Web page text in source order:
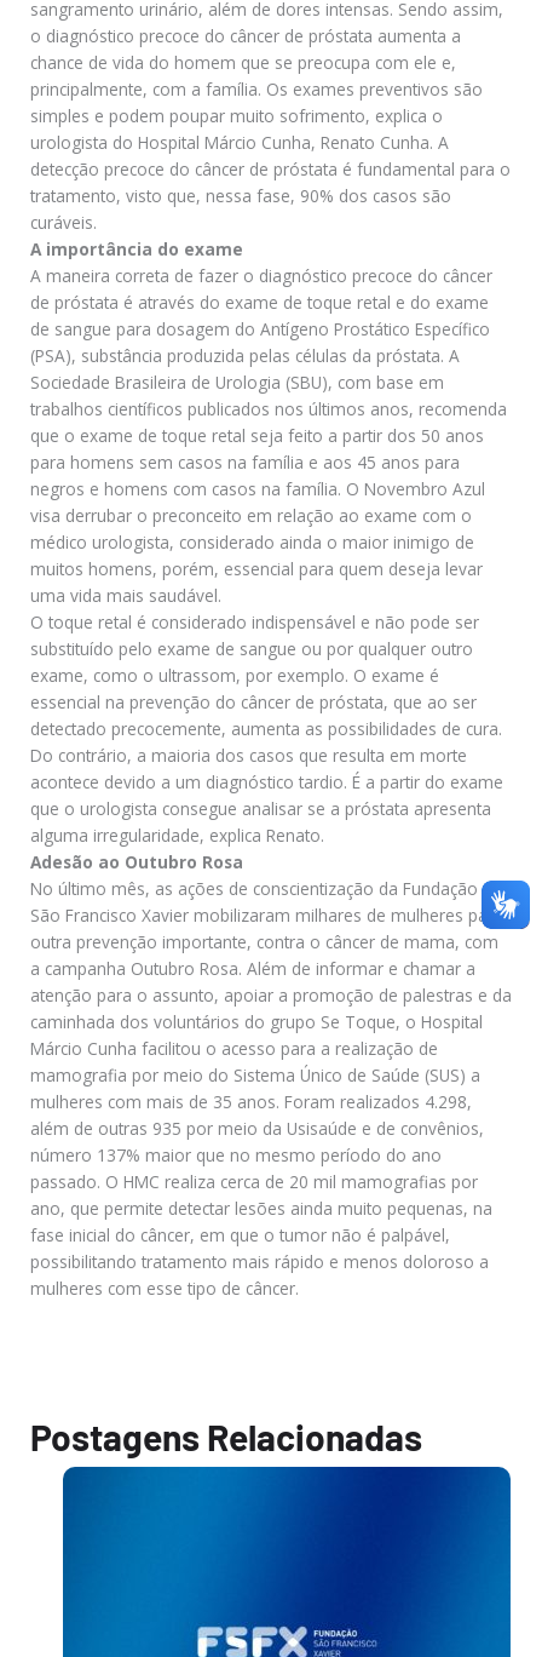
sangramento urinário, além de dores intensas. Sendo assim,
o diagnóstico precoce do câncer de próstata aumenta a
chance de vida do homem que se preocupa com ele e,
principalmente, com a família. Os exames preventivos são
simples e podem poupar muito sofrimento, explica o
urologista do Hospital Márcio Cunha, Renato Cunha. A
detecção precoce do câncer de próstata é fundamental para o
tratamento, visto que, nessa fase, 90% dos casos são
curáveis.
A importância do exame
A maneira correta de fazer o diagnóstico precoce do câncer
de próstata é através do exame de toque retal e do exame
de sangue para dosagem do Antígeno Prostático Específico
(PSA), substância produzida pelas células da próstata. A
Sociedade Brasileira de Urologia (SBU), com base em
trabalhos científicos publicados nos últimos anos, recomenda
que o exame de toque retal seja feito a partir dos 50 anos
para homens sem casos na família e aos 45 anos para
negros e homens com casos na família. O Novembro Azul
visa derrubar o preconceito em relação ao exame com o
médico urologista, considerado ainda o maior inimigo de
muitos homens, porém, essencial para quem deseja levar
uma vida mais saudável.
O toque retal é considerado indispensável e não pode ser
substituído pelo exame de sangue ou por qualquer outro
exame, como o ultrassom, por exemplo. O exame é
essencial na prevenção do câncer de próstata, que ao ser
detectado precocemente, aumenta as possibilidades de cura.
Do contrário, a maioria dos casos que resulta em morte
acontece devido a um diagnóstico tardio. É a partir do exame
que o urologista consegue analisar se a próstata apresenta
alguma irregularidade, explica Renato.
Adesão ao Outubro Rosa
No último mês, as ações de conscientização da Fundação
São Francisco Xavier mobilizaram milhares de mulheres para
outra prevenção importante, contra o câncer de mama, com
a campanha Outubro Rosa. Além de informar e chamar a
atenção para o assunto, apoiar a promoção de palestras e da
caminhada dos voluntários do grupo Se Toque, o Hospital
Márcio Cunha facilitou o acesso para a realização de
mamografia por meio do Sistema Único de Saúde (SUS) a
mulheres com mais de 35 anos. Foram realizados 4.298,
além de outras 935 por meio da Usisaúde e de convênios,
número 137% maior que no mesmo período do ano
passado. O HMC realiza cerca de 20 mil mamografias por
ano, que permite detectar lesões ainda muito pequenas, na
fase inicial do câncer, em que o tumor não é palpável,
possibilitando tratamento mais rápido e menos doloroso a
mulheres com esse tipo de câncer.
Postagens Relacionadas